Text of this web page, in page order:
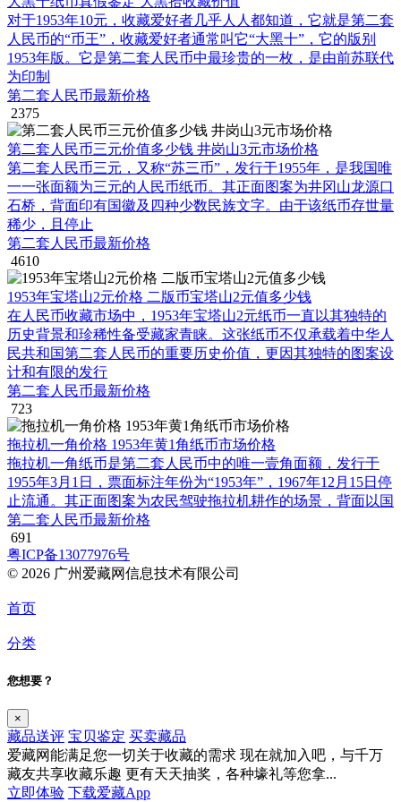
对于1953年10元，收藏爱好者几乎人人都知道，它就是第二套
人民币的“币王”，收藏爱好者通常叫它“大黑十”，它的版别
1953年版。它是第二套人民币中最珍贵的一枚，是由前苏联代
为印制
第二套人民币最新价格
2375
第二套人民币三元价值多少钱 井岗山3元市场价格
第二套人民币三元，又称“苏三币”，发行于1955年，是我国唯
一一张面额为三元的人民币纸币。其正面图案为井冈山龙源口
石桥，背面印有国徽及四种少数民族文字。由于该纸币存世量
稀少，且停止
第二套人民币最新价格
4610
1953年宝塔山2元价格 二版币宝塔山2元值多少钱
在人民币收藏市场中，1953年宝塔山2元纸币一直以其独特的
历史背景和珍稀性备受藏家青睐。这张纸币不仅承载着中华人
民共和国第二套人民币的重要历史价值，更因其独特的图案设
计和有限的发行
第二套人民币最新价格
723
拖拉机一角价格 1953年黄1角纸币市场价格
拖拉机一角纸币是第二套人民币中的唯一壹角面额，发行于
1955年3月1日，票面标注年份为“1953年”，1967年12月15日停
止流通。其正面图案为农民驾驶拖拉机耕作的场景，背面以国
第二套人民币最新价格
691
粤ICP备13077976号
© 2026 广州爱藏网信息技术有限公司
首页
分类
您想要？
×
藏品送评 宝贝鉴定 买卖藏品
爱藏网能满足您一切关于收藏的需求 现在就加入吧，与千万
藏友共享收藏乐趣 更有天天抽奖，各种壕礼等您拿...
立即体验 下载爱藏App